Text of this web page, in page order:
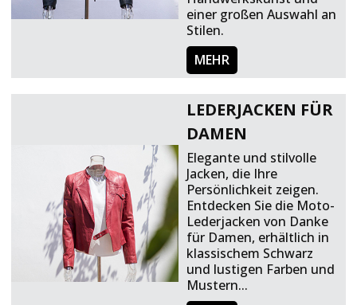
einer großen Auswahl an
Stilen.
MEHR
LEDERJACKEN FÜR
DAMEN
Elegante und stilvolle
Jacken, die Ihre
Persönlichkeit zeigen.
Entdecken Sie die Moto-
Lederjacken von Danke
für Damen, erhältlich in
klassischem Schwarz
und lustigen Farben und
Mustern...